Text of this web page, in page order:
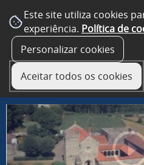
Este site utiliza cookies
experiência. Política de
Personalizar cookies
Aceitar todos os cookies